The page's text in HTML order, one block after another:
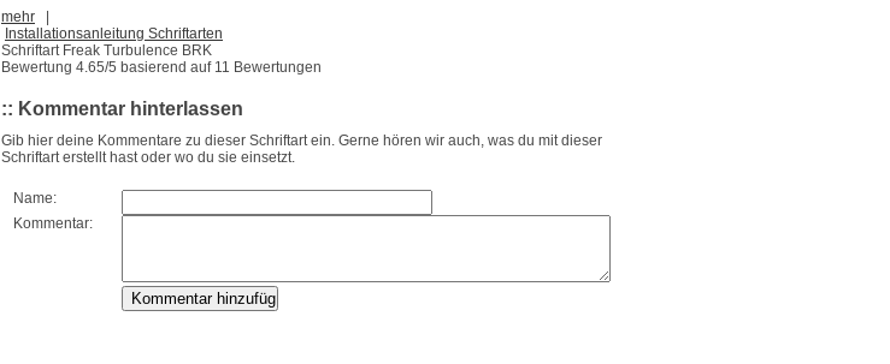
mehr
Installationsanleitung Schriftarten
Schriftart Freak Turbulence BRK
Bewertung 4.65/5 basierend auf 11 Bewertungen
:: Kommentar hinterlassen
Gib hier deine Kommentare zu dieser Schriftart ein. Gerne hören wir auch, was du mit dieser
Schriftart erstellt hast oder wo du sie einsetzt.
Name:
Kommentar: